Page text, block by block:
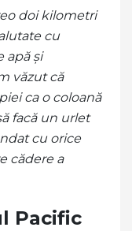
doi kilometri
cu
apă și
văzut că
ca o coloană
facă un urlet
cu orice
cădere a
Pacific